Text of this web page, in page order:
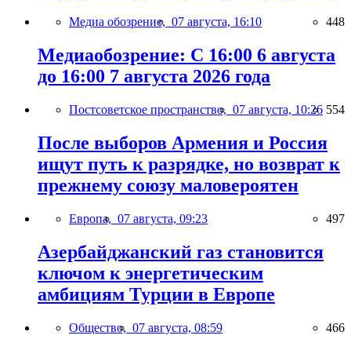
Медиа обозрение, 07 августа, 16:10 448
Медиаобозрение: С 16:00 6 августа
до 16:00 7 августа 2026 года
Постсоветское пространство, 07 августа, 10:26 554
После выборов Армения и Россия
ищут путь к разрядке, но возврат к
прежнему союзу маловероятен
Европа, 07 августа, 09:23 497
Азербайджанский газ становится
ключом к энергетическим
амбициям Турции в Европе
Общество, 07 августа, 08:59 466